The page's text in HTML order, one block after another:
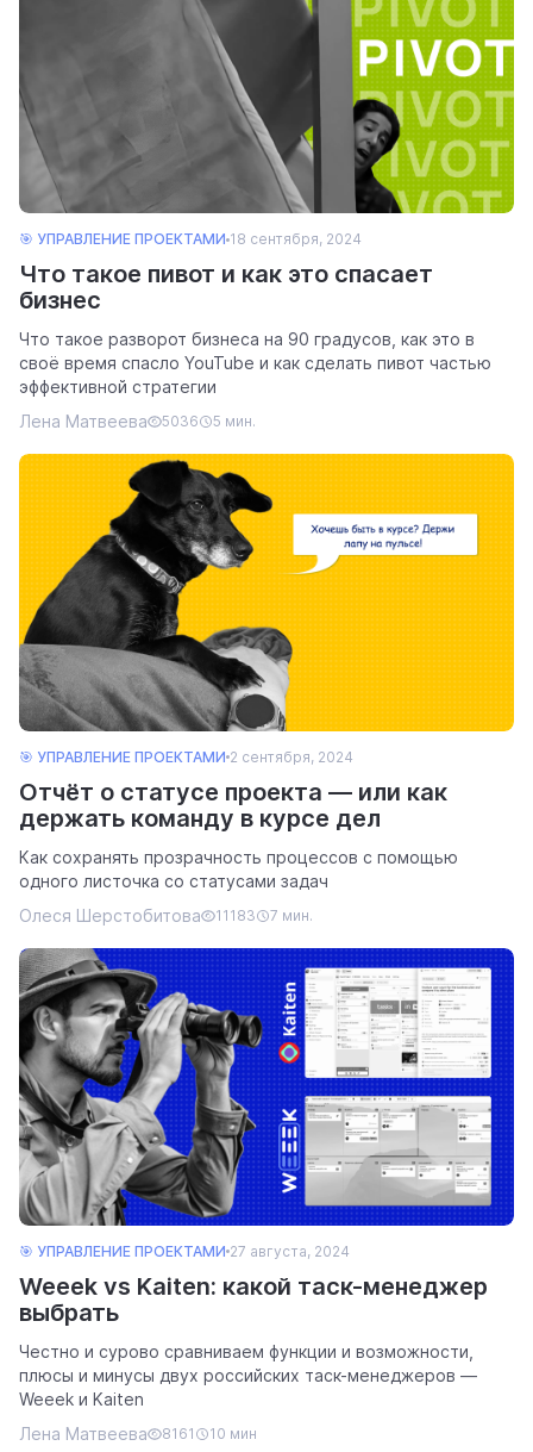
🎯 УПРАВЛЕНИЕ ПРОЕКТАМИ 18 сентября, 2024
Что такое пивот и как это спасает
бизнес
Что такое разворот бизнеса на 90 градусов, как это в
своё время спасло YouTube и как сделать пивот частью
эффективной стратегии
Лена Матвеева
5036 5 мин.
🎯 УПРАВЛЕНИЕ ПРОЕКТАМИ 2 сентября, 2024
Отчёт о статусе проекта — или как
держать команду в курсе дел
Как сохранять прозрачность процессов с помощью
одного листочка со статусами задач
Олеся Шерстобитова
11183 7 мин.
🎯 УПРАВЛЕНИЕ ПРОЕКТАМИ 27 августа, 2024
Weeek vs Kaiten: какой таск-менеджер
выбрать
Честно и сурово сравниваем функции и возможности,
плюсы и минусы двух российских таск-менеджеров —
Weeek и Kaiten
Лена Матвеева
8161 10 мин